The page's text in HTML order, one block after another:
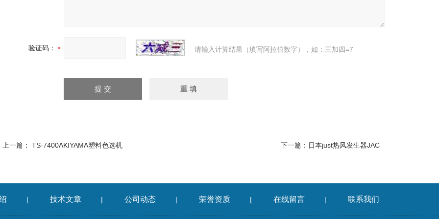
验证码： 请输入计算结果（填写阿拉伯数字），如：三加四=7
上一篇： TS-7400AKIYAMA塑料色选机 下一篇： 日本just热风发生器JAC
| 技术文章 | 公司动态 | 荣誉资质 | 在线留言 | 联系我们